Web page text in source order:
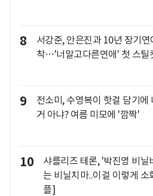
8
서강준, 안은진과 10년 장기연
착…'너말고다른연애' 첫 스틸
9
전소미, 수영복이 핫걸 담기에
거 아냐? 여름 미모에 '깜짝'
10
샤를리즈 테론, '박진영 비닐
는 비닐치마..이걸 이렇게 소
플]